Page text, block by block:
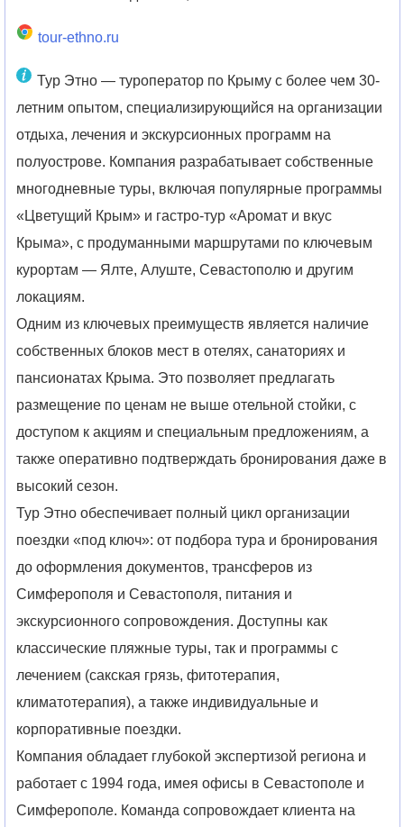
tour-ethno.ru
Тур Этно — туроператор по Крыму с более чем 30-
летним опытом, специализирующийся на организации
отдыха, лечения и экскурсионных программ на
полуострове. Компания разрабатывает собственные
многодневные туры, включая популярные программы
«Цветущий Крым» и гастро-тур «Аромат и вкус
Крыма», с продуманными маршрутами по ключевым
курортам — Ялте, Алуште, Севастополю и другим
локациям.
Одним из ключевых преимуществ является наличие
собственных блоков мест в отелях, санаториях и
пансионатах Крыма. Это позволяет предлагать
размещение по ценам не выше отельной стойки, с
доступом к акциям и специальным предложениям, а
также оперативно подтверждать бронирования даже в
высокий сезон.
Тур Этно обеспечивает полный цикл организации
поездки «под ключ»: от подбора тура и бронирования
до оформления документов, трансферов из
Симферополя и Севастополя, питания и
экскурсионного сопровождения. Доступны как
классические пляжные туры, так и программы с
лечением (сакская грязь, фитотерапия,
климатотерапия), а также индивидуальные и
корпоративные поездки.
Компания обладает глубокой экспертизой региона и
работает с 1994 года, имея офисы в Севастополе и
Симферополе. Команда сопровождает клиента на